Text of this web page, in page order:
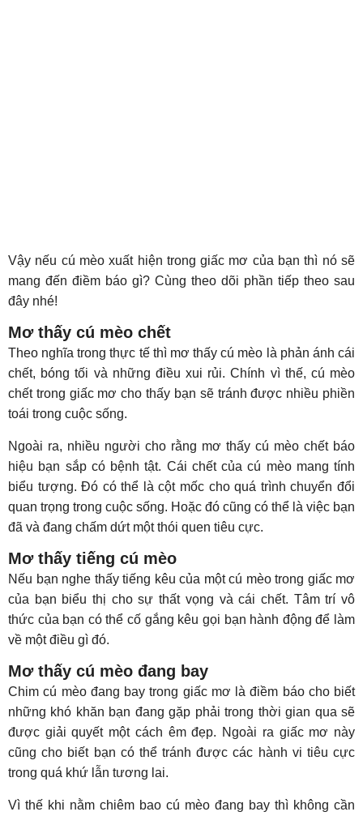
Vậy nếu cú mèo xuất hiện trong giấc mơ của bạn thì nó sẽ
mang đến điềm báo gì? Cùng theo dõi phần tiếp theo sau
đây nhé!
Mơ thấy cú mèo chết
Theo nghĩa trong thực tế thì mơ thấy cú mèo là phản ánh cái
chết, bóng tối và những điều xui rủi. Chính vì thế, cú mèo
chết trong giấc mơ cho thấy bạn sẽ tránh được nhiều phiền
toái trong cuộc sống.
Ngoài ra, nhiều người cho rằng mơ thấy cú mèo chết báo
hiệu bạn sắp có bệnh tật. Cái chết của cú mèo mang tính
biểu tượng. Đó có thể là cột mốc cho quá trình chuyển đổi
quan trọng trong cuộc sống. Hoặc đó cũng có thể là việc bạn
đã và đang chấm dứt một thói quen tiêu cực.
Mơ thấy tiếng cú mèo
Nếu bạn nghe thấy tiếng kêu của một cú mèo trong giấc mơ
của bạn biểu thị cho sự thất vọng và cái chết. Tâm trí vô
thức của bạn có thể cố gắng kêu gọi bạn hành động để làm
về một điều gì đó.
Mơ thấy cú mèo đang bay
Chim cú mèo đang bay trong giấc mơ là điềm báo cho biết
những khó khăn bạn đang gặp phải trong thời gian qua sẽ
được giải quyết một cách êm đẹp. Ngoài ra giấc mơ này
cũng cho biết bạn có thể tránh được các hành vi tiêu cực
trong quá khứ lẫn tương lai.
Vì thế khi nằm chiêm bao cú mèo đang bay thì không cần